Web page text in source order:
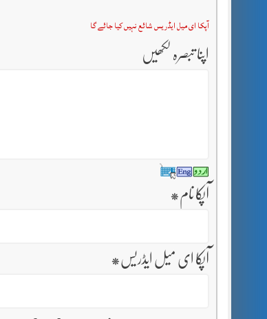
آپکا ای میل ایڈریس شائع نہیں کیا جائے گا
اپنا تبصرہ لکھیں
آپکا نام *
آپکا ای میل ایڈریس *